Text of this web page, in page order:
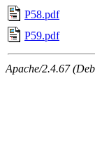
P58.pdf
P59.pdf
Apache/2.4.67